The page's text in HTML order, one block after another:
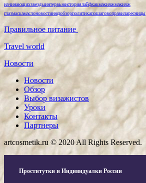
начинающихзвездыинтервьюисториялайфхакмакияжмакияж
глазмаскамаслоновостинюдобзорполитикапошаговоправиларесницы
Правильное питание
Travel world
Новости
Новости
Обзор
Выбор визажистов
Уроки
Контакты
Партнеры
artcosmetik.ru © 2020 All Rights Reserved.
Проститутки и Индивидуалки России